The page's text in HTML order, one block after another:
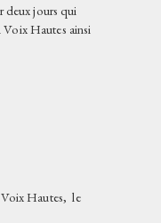
deux jours qui
Hautes ainsi
Hautes, le